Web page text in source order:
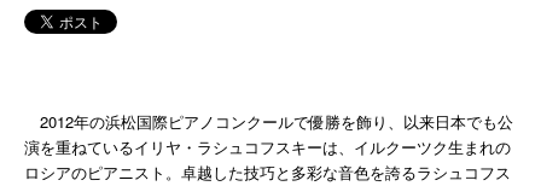
2012年の浜松国際ピアノコンクールで優勝を飾り、以来日本でも公
演を重ねているイリヤ・ラシュコフスキーは、イルクーツク生まれの
ロシアのピアニスト。卓越した技巧と多彩な音色を誇るラシュコフス